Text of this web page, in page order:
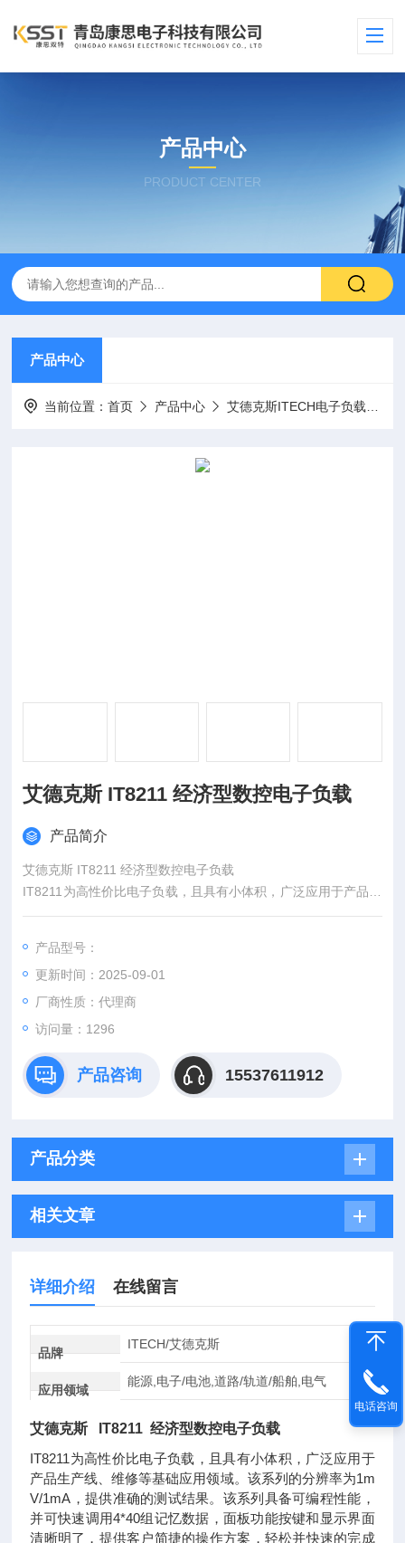
产品中心
PRODUCT CENTER
产品中心
当前位置：首页 产品中心 艾德克斯ITECH电子负载
艾德克斯 IT8211 经济型数控电子负载
产品简介
艾德克斯 IT8211 经济型数控电子负载
IT8211为高性价比电子负载，且具有小体积，广泛应用于产品生
产线、维修等基础应用领域。该系列的分辨率为1mV/1mA，提
组记忆数据，面板功能按键和显示界面清晰明了，提供客户简捷
的操作方案，轻松并快速的完成各种复杂测试。
产品型号：
更新时间：2025-09-01
厂商性质：代理商
访问量：1296
产品咨询 15537611912
产品分类
相关文章
详细介绍 在线留言
品牌
ITECH/艾德克斯
应用领域
能源,电子/电池,道路/轨道/船舶,电气
艾德克斯 IT8211 经济型数控电子负载
IT8211为高性价比电子负载，且具有小体积，广泛应用于
产品生产线、维修等基础应用领域。该系列的分辨率为1m
V/1mA，提供准确的测试结果。该系列具备可编程性能，
并可快速调用4*40组记忆数据，面板功能按键和显示界面
清晰明了，提供客户简捷的操作方案，轻松并快速的完成
电话咨询